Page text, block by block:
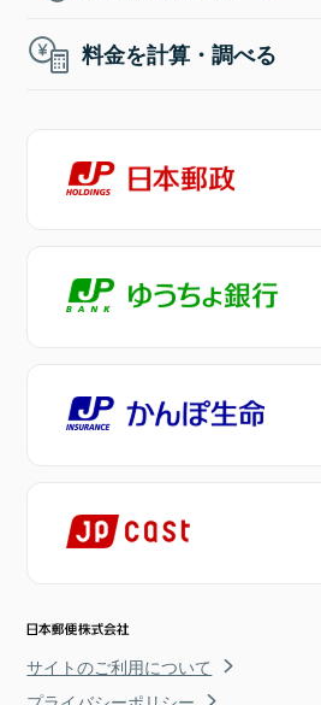
料金を計算・調べる
サイトのご利用について